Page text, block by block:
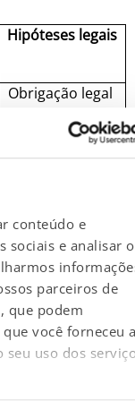
conteúdo e
sociais e analisar o
parceiros de
que podem
você forneceu a
seu uso dos
Hipóteses legais
Obrigação legal
disponibilização
exigido pela
legislação
brasileira; ou
Legítimo
interesse da